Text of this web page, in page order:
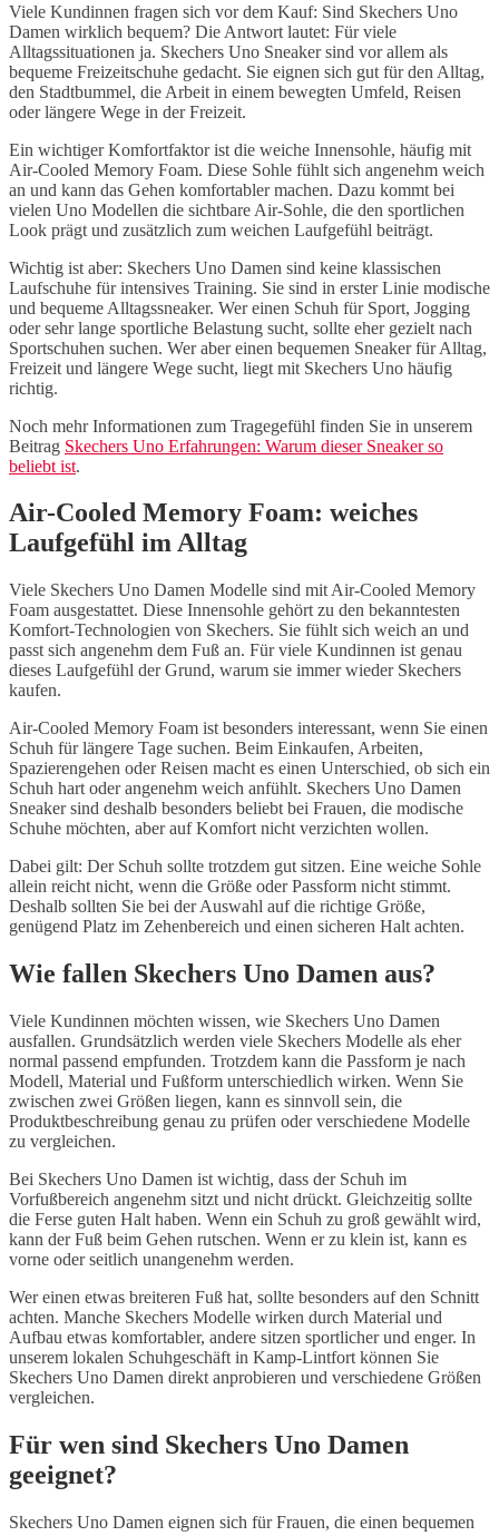
Viele Kundinnen fragen sich vor dem Kauf: Sind Skechers Uno
Damen wirklich bequem? Die Antwort lautet: Für viele
Alltagssituationen ja. Skechers Uno Sneaker sind vor allem als
bequeme Freizeitschuhe gedacht. Sie eignen sich gut für den Alltag,
den Stadtbummel, die Arbeit in einem bewegten Umfeld, Reisen
oder längere Wege in der Freizeit.
Ein wichtiger Komfortfaktor ist die weiche Innensohle, häufig mit
Air-Cooled Memory Foam. Diese Sohle fühlt sich angenehm weich
an und kann das Gehen komfortabler machen. Dazu kommt bei
vielen Uno Modellen die sichtbare Air-Sohle, die den sportlichen
Look prägt und zusätzlich zum weichen Laufgefühl beiträgt.
Wichtig ist aber: Skechers Uno Damen sind keine klassischen
Laufschuhe für intensives Training. Sie sind in erster Linie modische
und bequeme Alltagssneaker. Wer einen Schuh für Sport, Jogging
oder sehr lange sportliche Belastung sucht, sollte eher gezielt nach
Sportschuhen suchen. Wer aber einen bequemen Sneaker für Alltag,
Freizeit und längere Wege sucht, liegt mit Skechers Uno häufig
richtig.
Noch mehr Informationen zum Tragegefühl finden Sie in unserem
Beitrag Skechers Uno Erfahrungen: Warum dieser Sneaker so
beliebt ist.
Air-Cooled Memory Foam: weiches
Laufgefühl im Alltag
Viele Skechers Uno Damen Modelle sind mit Air-Cooled Memory
Foam ausgestattet. Diese Innensohle gehört zu den bekanntesten
Komfort-Technologien von Skechers. Sie fühlt sich weich an und
passt sich angenehm dem Fuß an. Für viele Kundinnen ist genau
dieses Laufgefühl der Grund, warum sie immer wieder Skechers
kaufen.
Air-Cooled Memory Foam ist besonders interessant, wenn Sie einen
Schuh für längere Tage suchen. Beim Einkaufen, Arbeiten,
Spazierengehen oder Reisen macht es einen Unterschied, ob sich ein
Schuh hart oder angenehm weich anfühlt. Skechers Uno Damen
Sneaker sind deshalb besonders beliebt bei Frauen, die modische
Schuhe möchten, aber auf Komfort nicht verzichten wollen.
Dabei gilt: Der Schuh sollte trotzdem gut sitzen. Eine weiche Sohle
allein reicht nicht, wenn die Größe oder Passform nicht stimmt.
Deshalb sollten Sie bei der Auswahl auf die richtige Größe,
genügend Platz im Zehenbereich und einen sicheren Halt achten.
Wie fallen Skechers Uno Damen aus?
Viele Kundinnen möchten wissen, wie Skechers Uno Damen
ausfallen. Grundsätzlich werden viele Skechers Modelle als eher
normal passend empfunden. Trotzdem kann die Passform je nach
Modell, Material und Fußform unterschiedlich wirken. Wenn Sie
zwischen zwei Größen liegen, kann es sinnvoll sein, die
Produktbeschreibung genau zu prüfen oder verschiedene Modelle
zu vergleichen.
Bei Skechers Uno Damen ist wichtig, dass der Schuh im
Vorfußbereich angenehm sitzt und nicht drückt. Gleichzeitig sollte
die Ferse guten Halt haben. Wenn ein Schuh zu groß gewählt wird,
kann der Fuß beim Gehen rutschen. Wenn er zu klein ist, kann es
vorne oder seitlich unangenehm werden.
Wer einen etwas breiteren Fuß hat, sollte besonders auf den Schnitt
achten. Manche Skechers Modelle wirken durch Material und
Aufbau etwas komfortabler, andere sitzen sportlicher und enger. In
unserem lokalen Schuhgeschäft in Kamp-Lintfort können Sie
Skechers Uno Damen direkt anprobieren und verschiedene Größen
vergleichen.
Für wen sind Skechers Uno Damen
geeignet?
Skechers Uno Damen eignen sich für Frauen, die einen bequemen